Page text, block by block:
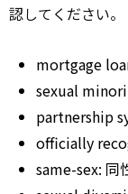
認してください。
mortgage
sexual
partnership
officially
same-sex: 同